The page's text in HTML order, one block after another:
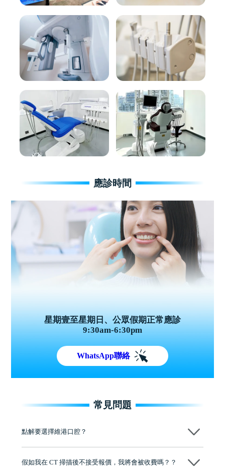
應診時間
星期壹至星期日、公眾假期正常應診
9:30am-6:30pm
WhatsApp聯絡
常見問題
點解要選擇維港口腔？
牌」、「2025香港企業領袖品牌」，是諾貝爾種植系統全球放心植牙中
假如我在 CT 掃描後不接受報價，我將會被收費嗎？？